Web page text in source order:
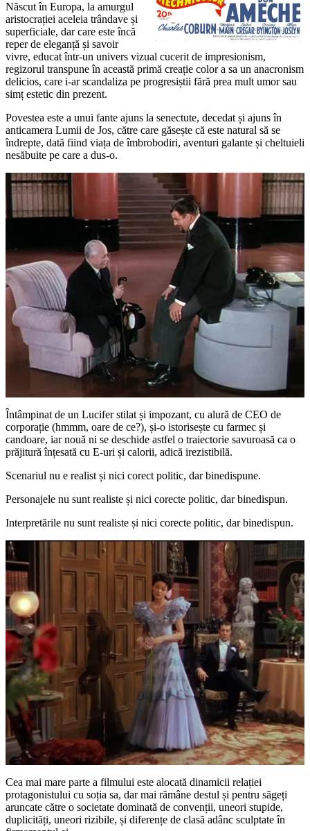
Născut în Europa, la amurgul
aristocrației aceleia trândave și
superficiale, dar care este încă
reper de eleganță și savoir
vivre, educat într-un univers vizual cucerit de impresionism,
regizorul transpune în această primă creație color a sa un anacronism
delicios, care i-ar scandaliza pe progresiștii fără prea mult umor sau
simț estetic din prezent.
Povestea este a unui fante ajuns la senectute, decedat și ajuns în
anticamera Lumii de Jos, către care găsește că este natural să se
îndrepte, dată fiind viața de îmbrobodiri, aventuri galante și cheltuieli
nesăbuite pe care a dus-o.
Întâmpinat de un Lucifer stilat și impozant, cu alură de CEO de
corporație (hmmm, oare de ce?), și-o istorisește cu farmec și
candoare, iar nouă ni se deschide astfel o traiectorie savuroasă ca o
prăjitură înțesată cu E-uri și calorii, adică irezistibilă.
Scenariul nu e realist și nici corect politic, dar binedispune.
Personajele nu sunt realiste și nici corecte politic, dar binedispun.
Interpretările nu sunt realiste și nici corecte politic, dar binedispun.
Cea mai mare parte a filmului este alocată dinamicii relației
protagonistului cu soția sa, dar mai rămâne destul și pentru săgeți
aruncate către o societate dominată de convenții, uneori stupide,
duplicități, uneori rizibile, și diferențe de clasă adânc sculptate în